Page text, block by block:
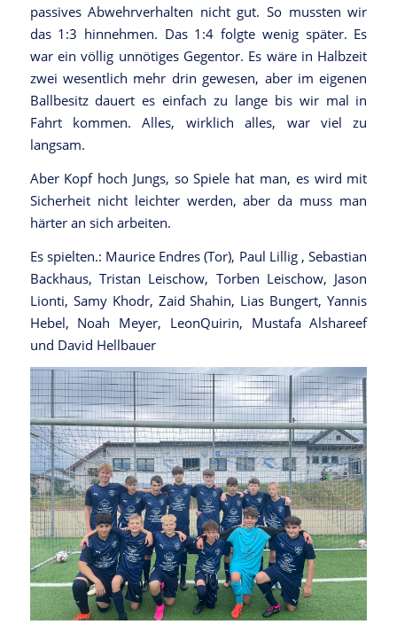
passives Abwehrverhalten nicht gut. So mussten wir
das 1:3 hinnehmen. Das 1:4 folgte wenig später. Es
war ein völlig unnötiges Gegentor. Es wäre in Halbzeit
zwei wesentlich mehr drin gewesen, aber im eigenen
Ballbesitz dauert es einfach zu lange bis wir mal in
Fahrt kommen. Alles, wirklich alles, war viel zu
langsam.
Aber Kopf hoch Jungs, so Spiele hat man, es wird mit
Sicherheit nicht leichter werden, aber da muss man
härter an sich arbeiten.
Es spielten.: Maurice Endres (Tor), Paul Lillig , Sebastian
Backhaus, Tristan Leischow, Torben Leischow, Jason
Lionti, Samy Khodr, Zaid Shahin, Lias Bungert, Yannis
Hebel, Noah Meyer, LeonQuirin, Mustafa Alshareef
und David Hellbauer